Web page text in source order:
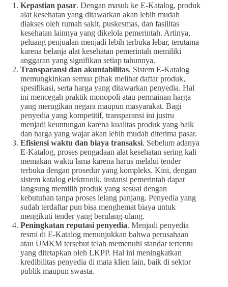
Kepastian pasar. Dengan masuk ke E-Katalog, produk
alat kesehatan yang ditawarkan akan lebih mudah
diakses oleh rumah sakit, puskesmas, dan fasilitas
kesehatan lainnya yang dikelola pemerintah. Artinya,
peluang penjualan menjadi lebih terbuka lebar, terutama
karena belanja alat kesehatan pemerintah memiliki
anggaran yang signifikan setiap tahunnya.
Transparansi dan akuntabilitas. Sistem E-Katalog
memungkinkan semua pihak melihat daftar produk,
spesifikasi, serta harga yang ditawarkan penyedia. Hal
ini mencegah praktik monopoli atau permainan harga
yang merugikan negara maupun masyarakat. Bagi
penyedia yang kompetitif, transparansi ini justru
menjadi keuntungan karena kualitas produk yang baik
dan harga yang wajar akan lebih mudah diterima pasar.
Efisiensi waktu dan biaya transaksi. Sebelum adanya
E-Katalog, proses pengadaan alat kesehatan sering kali
memakan waktu lama karena harus melalui tender
terbuka dengan prosedur yang kompleks. Kini, dengan
sistem katalog elektronik, instansi pemerintah dapat
langsung memilih produk yang sesuai dengan
kebutuhan tanpa proses lelang panjang. Penyedia yang
sudah terdaftar pun bisa menghemat biaya untuk
mengikuti tender yang berulang-ulang.
Peningkatan reputasi penyedia. Menjadi penyedia
resmi di E-Katalog menunjukkan bahwa perusahaan
atau UMKM tersebut telah memenuhi standar tertentu
yang ditetapkan oleh LKPP. Hal ini meningkatkan
kredibilitas penyedia di mata klien lain, baik di sektor
publik maupun swasta.